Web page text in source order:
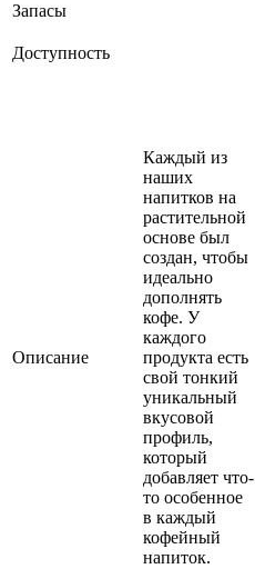
Запасы
Доступность
Описание
Каждый из
наших
напитков на
растительной
основе был
создан, чтобы
идеально
дополнять
кофе. У
каждого
продукта есть
свой тонкий
уникальный
вкусовой
профиль,
который
добавляет что-
то особенное
в каждый
кофейный
напиток.